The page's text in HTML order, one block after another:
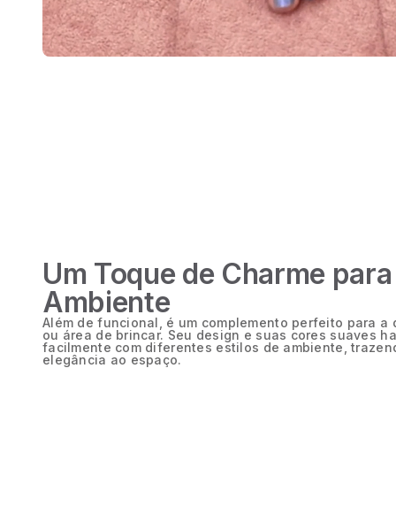
Um Toque de Charme
Ambiente
Além de funcional, é um complemento perfeito para a
ou área de brincar. Seu design e suas cores suaves
facilmente com diferentes estilos de ambiente,
elegância ao espaço.